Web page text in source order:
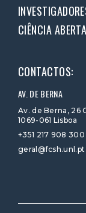
CIÊNCIA ABERTA
CONTACTOS:
AV. DE BERNA
Av. de Berna, 26
1069-061 Lisboa
+351 217 908 300
geral@fcsh.unl.pt